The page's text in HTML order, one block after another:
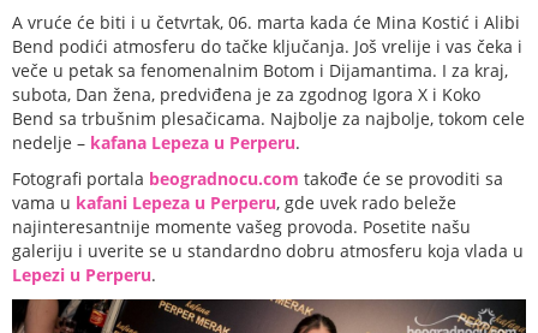
A vruće će biti i u četvrtak, 06. marta kada će Mina Kostić i Alibi
Bend podići atmosferu do tačke ključanja. Još vrelije i vas čeka i
veče u petak sa fenomenalnim Botom i Dijamantima. I za kraj,
subota, Dan žena, predviđena je za zgodnog Igora X i Koko
Bend sa trbušnim plesačicama. Najbolje za najbolje, tokom cele
nedelje – kafana Lepeza u Perperu.
Fotografi portala beogradnocu.com takođe će se provoditi sa
vama u kafani Lepeza u Perperu, gde uvek rado beleže
najinteresantnije momente vašeg provoda. Posetite našu
galeriju i uverite se u standardno dobru atmosferu koja vlada u
Lepezi u Perperu.